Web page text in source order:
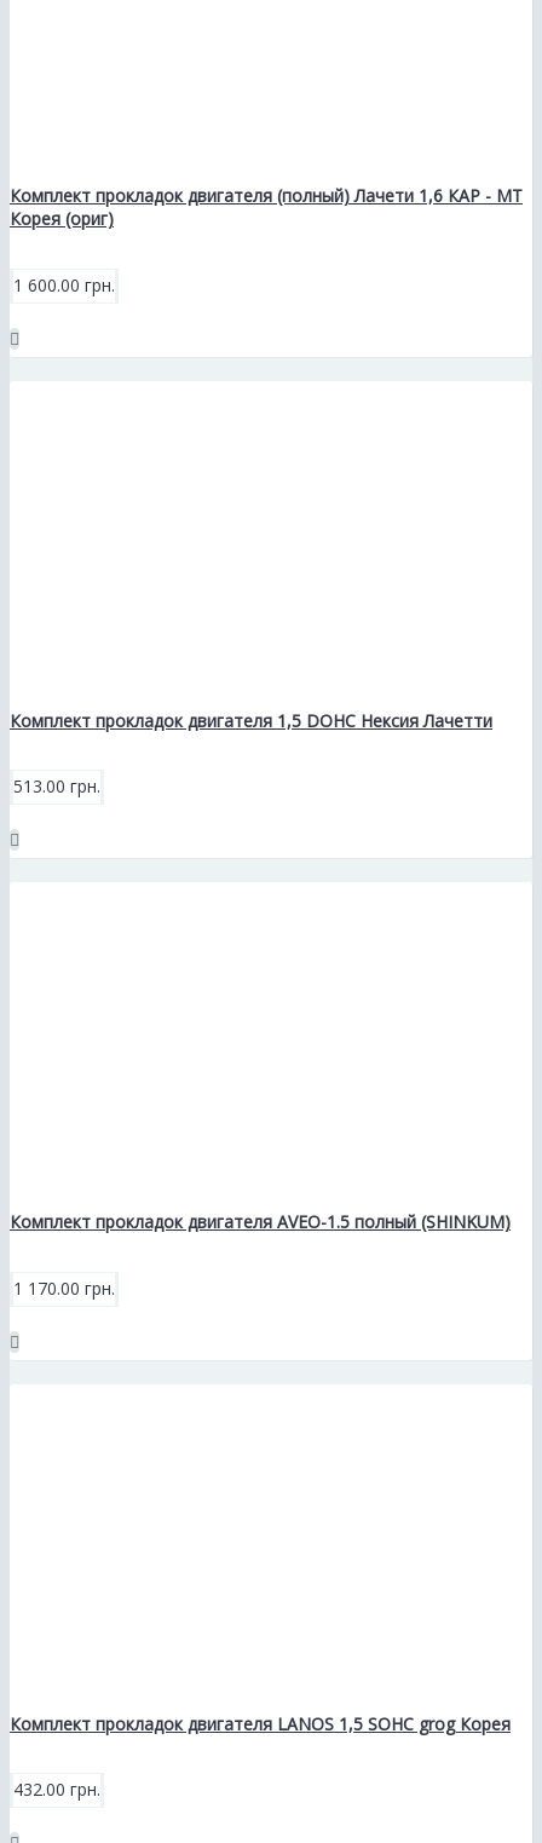
Комплект прокладок двигателя (полный) Лачети 1,6 КАР - МТ
Корея (ориг)
1 600.00 грн.
Комплект прокладок двигателя 1,5 DOHC Нексия Лачетти
513.00 грн.
Комплект прокладок двигателя AVEO-1.5 полный (SHINKUM)
1 170.00 грн.
Комплект прокладок двигателя LANOS 1,5 SOHC grog Корея
432.00 грн.